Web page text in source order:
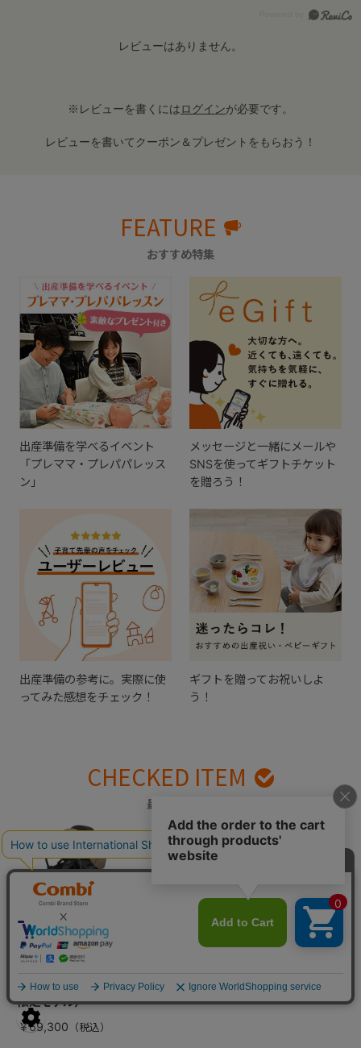
レビューはありません。
※レビューを書くにはログインが必要です。
レビューを書いてクーポン＆プレゼントをもらおう！
FEATURE
おすすめ特集
出産準備を学べるイベント
「プレママ・プレパパレッス
ン」
メッセージと一緒にメールや
SNSを使ってギフトチケット
を贈ろう！
出産準備の参考に。実際に使
ってみた感想をチェック！
ギフトを贈ってお祝いしよ
う！
CHECKED ITEM
最近見た商品
コンビ ホワイトレー
グショック DR（店舗
限定モデル）
￥69,300